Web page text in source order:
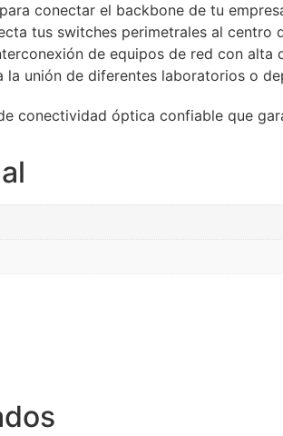
conectar el backbone de tu
tus switches perimetrales al
de equipos de red con alta
la unión de diferentes laboratorios o
conectividad óptica confiable que